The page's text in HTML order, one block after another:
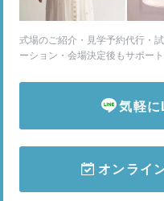
式場のご紹介・見学予約代行・
ーション・会場決定後もサポート
気軽
オンライ